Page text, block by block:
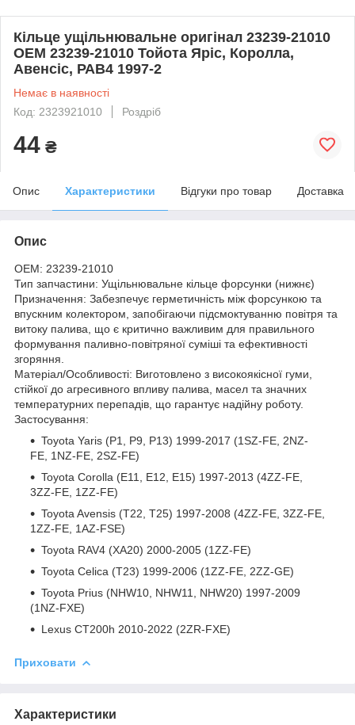
Кільце ущільнювальне оригінал 23239-21010
OEM 23239-21010 Тойота Яріс, Королла,
Авенсіс, РАВ4 1997-2
Немає в наявності
Код: 2323921010
Роздріб
44 ₴
Опис Характеристики Відгуки про товар Доставка
Опис
OEM: 23239-21010
Тип запчастини: Ущільнювальне кільце форсунки (нижнє)
Призначення: Забезпечує герметичність між форсункою та
впускним колектором, запобігаючи підсмоктуванню повітря та
витоку палива, що є критично важливим для правильного
формування паливно-повітряної суміші та ефективності
згоряння.
Матеріал/Особливості: Виготовлено з високоякісної гуми,
стійкої до агресивного впливу палива, масел та значних
температурних перепадів, що гарантує надійну роботу.
Застосування:
Toyota Yaris (P1, P9, P13) 1999-2017 (1SZ-FE, 2NZ-
FE, 1NZ-FE, 2SZ-FE)
Toyota Corolla (E11, E12, E15) 1997-2013 (4ZZ-FE,
3ZZ-FE, 1ZZ-FE)
Toyota Avensis (T22, T25) 1997-2008 (4ZZ-FE, 3ZZ-FE,
1ZZ-FE, 1AZ-FSE)
Toyota RAV4 (XA20) 2000-2005 (1ZZ-FE)
Toyota Celica (T23) 1999-2006 (1ZZ-FE, 2ZZ-GE)
Toyota Prius (NHW10, NHW11, NHW20) 1997-2009
(1NZ-FXE)
Lexus CT200h 2010-2022 (2ZR-FXE)
Приховати
Характеристики